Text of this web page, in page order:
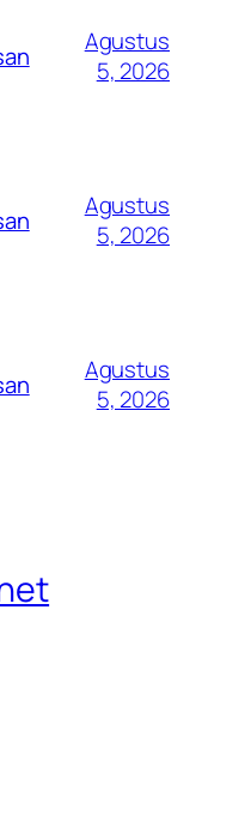
Agustus
5, 2026
Agustus
5, 2026
Agustus
5, 2026